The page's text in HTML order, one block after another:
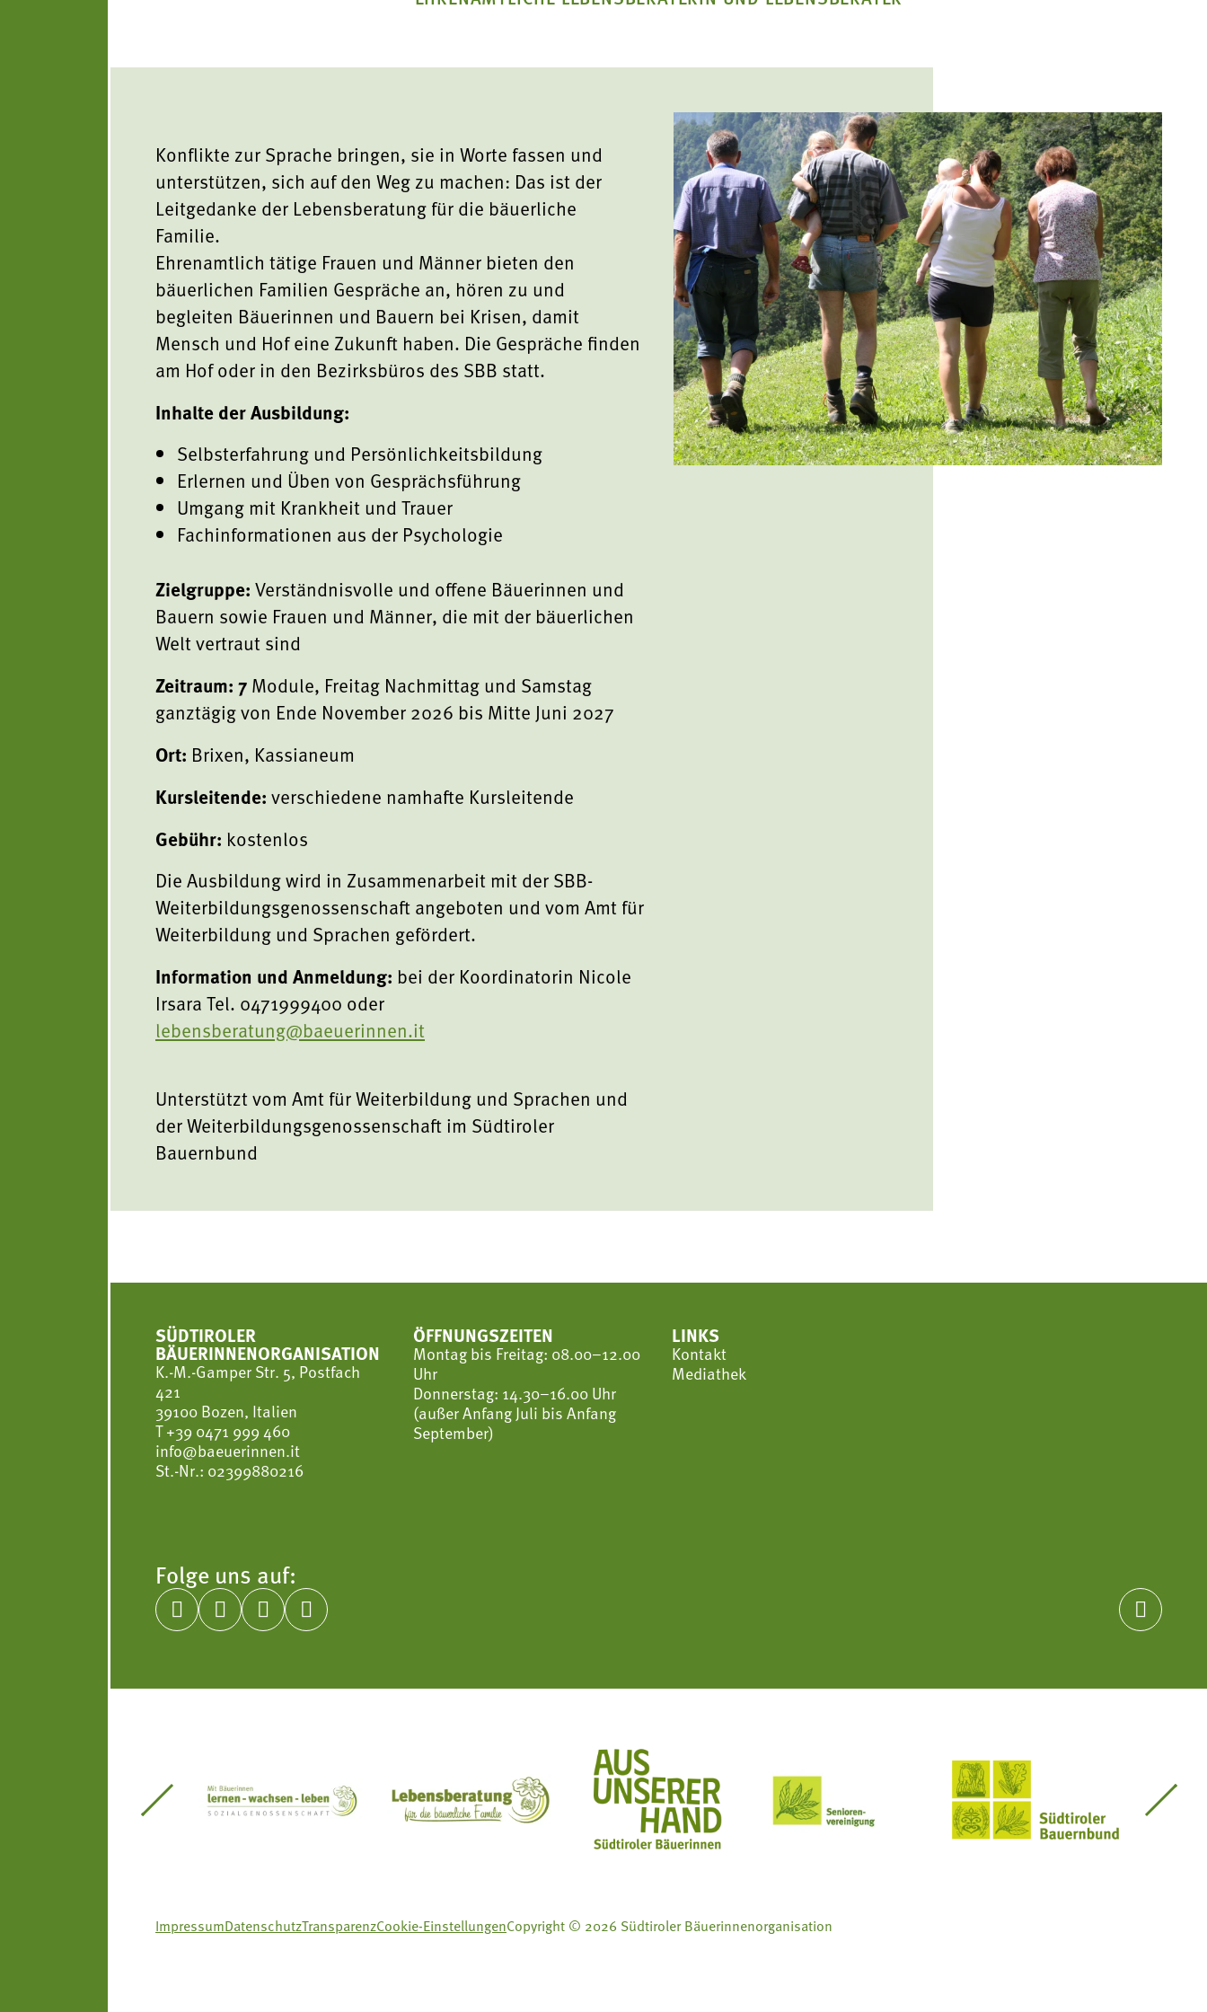
Sozialgenossenschaft "Mit Bäuerinnen lernen
Berichte und Aktuelles
Termine
Mitgliedschaft
Landessekretariat
Handarbeits- & Dekorationskurse
Produktpräsentationen & Verkostungen
Bäuerliche Buffets
Hofgeschichten
Konflikte zur Sprache bringen, sie in Worte fassen und
unterstützen, sich auf den Weg zu machen: Das ist der
Leitgedanke der Lebensberatung für die bäuerliche
Familie.
Ehrenamtlich tätige Frauen und Männer bieten den
bäuerlichen Familien Gespräche an, hören zu und
begleiten Bäuerinnen und Bauern bei Krisen, damit
Mensch und Hof eine Zukunft haben. Die Gespräche finden
am Hof oder in den Bezirksbüros des SBB statt.
Inhalte der Ausbildung:
Selbsterfahrung und Persönlichkeitsbildung
Erlernen und Üben von Gesprächsführung
Umgang mit Krankheit und Trauer
Fachinformationen aus der Psychologie
Zielgruppe: Verständnisvolle und offene Bäuerinnen und
Bauern sowie Frauen und Männer, die mit der bäuerlichen
Welt vertraut sind
Zeitraum: 7 Module, Freitag Nachmittag und Samstag
ganztägig von Ende November 2026 bis Mitte Juni 2027
Ort: Brixen, Kassianeum
Kursleitende: verschiedene namhafte Kursleitende
Gebühr: kostenlos
Die Ausbildung wird in Zusammenarbeit mit der SBB-
Weiterbildungsgenossenschaft angeboten und vom Amt für
Weiterbildung und Sprachen gefördert.
Information und Anmeldung: bei der Koordinatorin Nicole
Irsara Tel. 0471999400 oder
lebensberatung@baeuerinnen.it
Unterstützt vom Amt für Weiterbildung und Sprachen und
der Weiterbildungsgenossenschaft im Südtiroler
Bauernbund
SÜDTIROLER
BÄUERINNENORGANISATION
K.-M.-Gamper Str. 5, Postfach
421
39100 Bozen, Italien
T+39 0471 999 460
info@baeuerinnen.it
St.-Nr.: 02399880216
ÖFFNUNGSZEITEN
Montag bis Freitag: 08.00–12.00
Uhr
Donnerstag: 14.30–16.00 Uhr
(außer Anfang Juli bis Anfang
September)
LINKS
Kontakt
Mediathek
Folge uns auf:
    
Südtiroler Gärtnervereinigung Sozialgenossenschaft Mit Bäuerinnen lernen - wachsen - leben
Lebensberatung für die bäuerliche Familie
Aus unserer Hand Seniorenvereinigung im SBB Südtiroler Bauernbund
ImpressumDatenschutzTransparenzCookie-EinstellungenCopyright © 2026 Südtiroler Bäuerinnenorganisation